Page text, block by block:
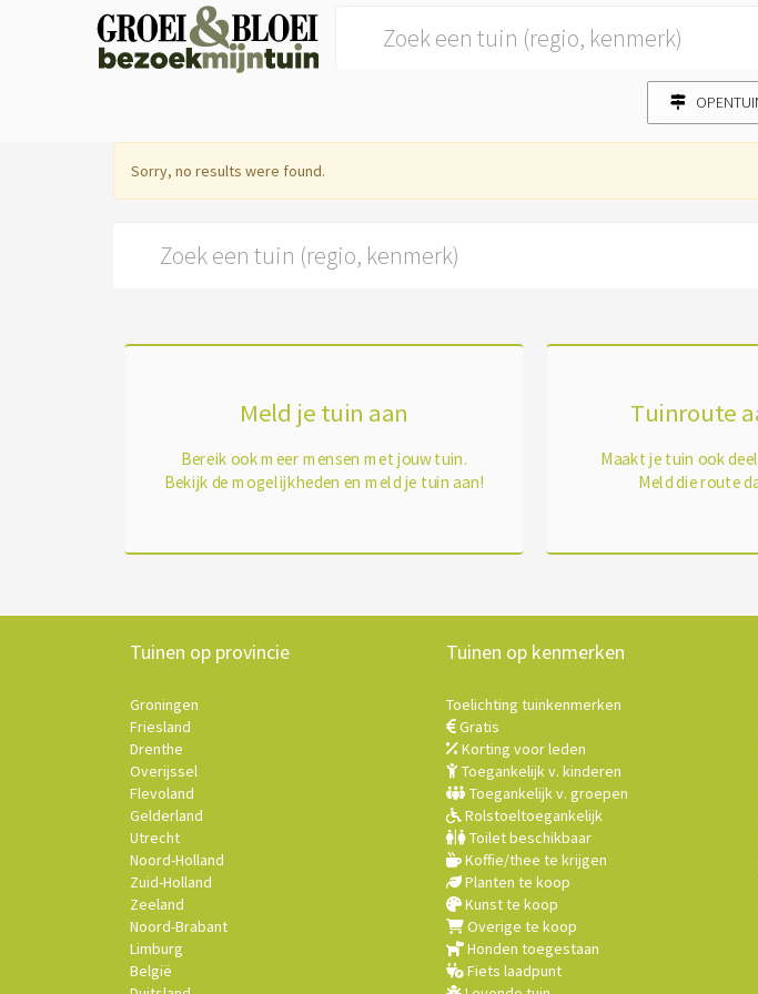
Sorry, no results were found.
Meld je tuin aan
Bereik ook meer mensen met jouw tuin.
Bekijk de mogelijkheden en meld je tuin aan!
Tuinroute
Maakt je tuin ook
Meld die route
Tuinen op provincie
Groningen
Friesland
Drenthe
Overijssel
Flevoland
Gelderland
Utrecht
Noord-Holland
Zuid-Holland
Zeeland
Noord-Brabant
Limburg
België
Tuinen op kenmerken
Toelichting tuinkenmerken
Gratis
Korting voor leden
Toegankelijk v. kinderen
Toegankelijk v. groepen
Rolstoeltoegankelijk
Toilet beschikbaar
Koffie/thee te krijgen
Planten te koop
Kunst te koop
Overige te koop
Honden toegestaan
Fiets laadpunt